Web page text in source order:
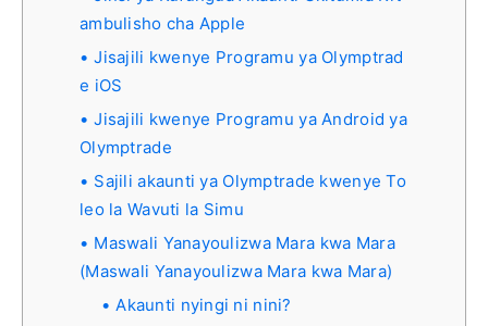
ambulisho cha Apple
Jisajili kwenye Programu ya Olymptrad
e iOS
Jisajili kwenye Programu ya Android ya
Olymptrade
Sajili akaunti ya Olymptrade kwenye To
leo la Wavuti la Simu
Maswali Yanayoulizwa Mara kwa Mara
(Maswali Yanayoulizwa Mara kwa Mara)
Akaunti nyingi ni nini?